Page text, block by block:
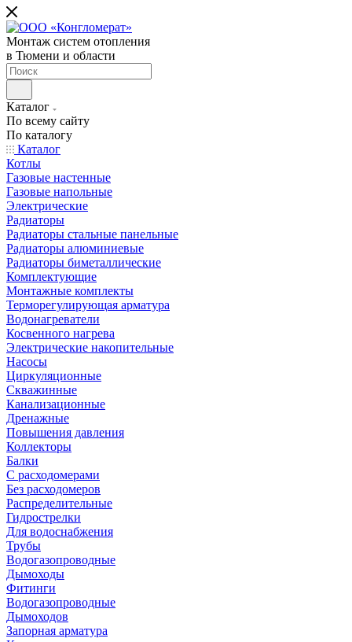
Монтаж систем отопления
в Тюмени и области
Каталог
По всему сайту
По каталогу
Каталог
Котлы
Газовые настенные
Газовые напольные
Электрические
Радиаторы
Радиаторы стальные панельные
Радиаторы алюминиевые
Радиаторы биметаллические
Комплектующие
Монтажные комплекты
Терморегулирующая арматура
Водонагреватели
Косвенного нагрева
Электрические накопительные
Насосы
Циркуляционные
Скважинные
Канализационные
Дренажные
Повышения давления
Коллекторы
Балки
С расходомерами
Без расходомеров
Распределительные
Гидрострелки
Для водоснабжения
Трубы
Водогазопроводные
Дымоходы
Фитинги
Водогазопроводные
Дымоходов
Запорная арматура